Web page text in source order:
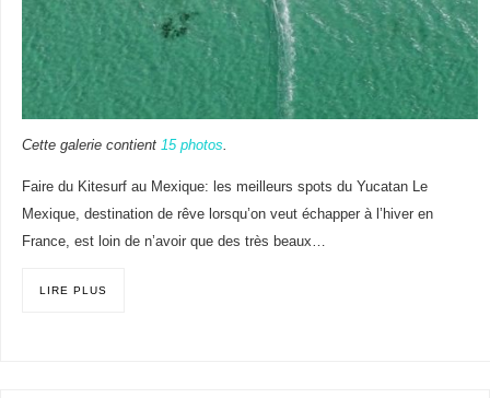
Cette galerie contient 15 photos
Faire du Kitesurf au Mexique: les meilleurs spots du Yucatan Le
Mexique, destination de rêve lorsqu’on veut échapper à l’hiver en
France, est loin de n’avoir que des très beaux…
LIRE PLUS